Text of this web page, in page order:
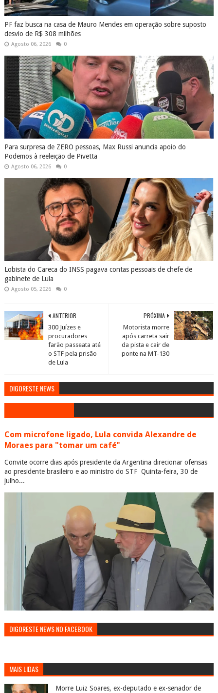
PF faz busca na casa de Mauro Mendes em operação sobre suposto
desvio de R$ 308 milhões
Agosto 06, 2026 0
Para surpresa de ZERO pessoas, Max Russi anuncia apoio do
Podemos à reeleição de Pivetta
Agosto 06, 2026 0
Lobista do Careca do INSS pagava contas pessoais de chefe de
gabinete de Lula
Agosto 05, 2026 0
PRÓXIMA
Motorista morre
após carreta sair
da pista e cair de
ponte na MT-130
ANTERIOR
300 Juízes e
procuradores
farão passeata até
o STF pela prisão
de Lula
DIGORESTE NEWS
Com microfone ligado, Lula convida Alexandre de
Moraes para "tomar um café"
Convite ocorre dias após presidente da Argentina direcionar ofensas
ao presidente brasileiro e ao ministro do STF Quinta-feira, 30 de
julho...
DIGORESTE NEWS NO FACEBOOK
MAIS LIDAS
Morre Luiz Soares, ex-deputado e ex-senador de